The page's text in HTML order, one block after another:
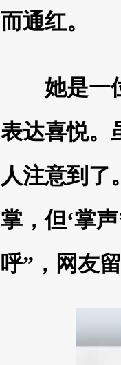
而通红。
她是一位
表达喜悦。
人注意到了
掌，但‘掌
呼”，网友